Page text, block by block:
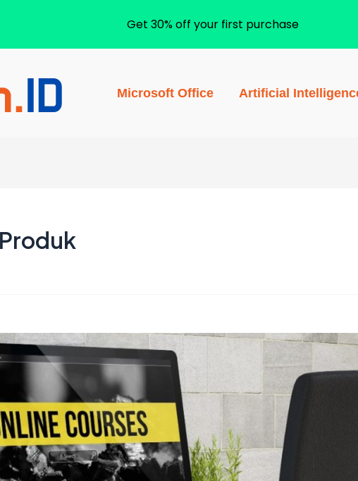
Microsoft Office Artificial
Get 30% off your first purchase